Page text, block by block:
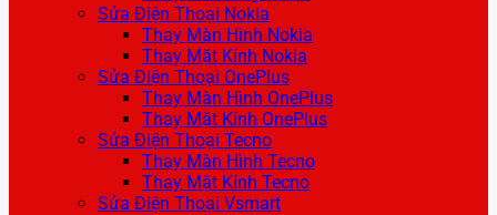
Sửa Điện Thoại Nokia
Thay Màn Hình Nokia
Thay Mặt Kính Nokia
Sửa Điện Thoại OnePlus
Thay Màn Hình OnePlus
Thay Mặt Kính OnePlus
Sửa Điện Thoại Tecno
Thay Màn Hình Tecno
Thay Mặt Kính Tecno
Sửa Điện Thoại Vsmart